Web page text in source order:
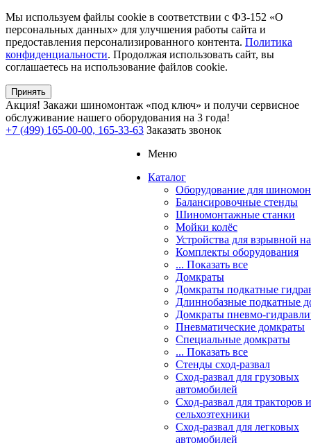
Мы используем файлы cookie в соответствии с ФЗ-152 «О
персональных данных» для улучшения работы сайта и
предоставления персонализированного контента. Политика
конфиденциальности. Продолжая использовать сайт, вы
соглашаетесь на использование файлов cookie.
Принять
Акция! Закажи шиномонтаж «под ключ» и получи сервисное
обслуживание нашего оборудования на 3 года!
+7 (499) 165-00-00, 165-33-63 Заказать звонок
Меню
Каталог
Оборудование для
Балансировочные стенды
Шиномонтажные станки
Мойки колёс
Устройства для взрывной
Комплекты оборудования
... Показать все
Домкраты
Домкраты подкатные
Длиннобазные подкатные
Домкраты пневмо-
Пневматические домкраты
Специальные домкраты
... Показать все
Стенды сход-развал
Сход-развал для грузовых
автомобилей
Сход-развал для тракторов и
сельхозтехники
Сход-развал для легковых
автомобилей